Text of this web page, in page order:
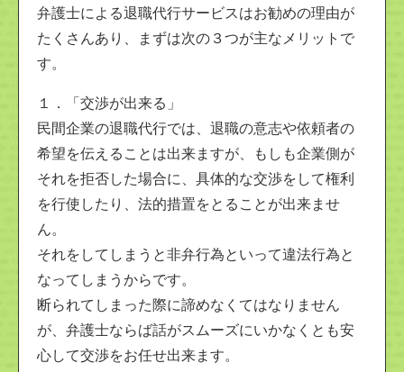
弁護士による退職代行サービスはお勧めの理由が
たくさんあり、まずは次の３つが主なメリットで
す。
１．「交渉が出来る」
民間企業の退職代行では、退職の意志や依頼者の
希望を伝えることは出来ますが、もしも企業側が
それを拒否した場合に、具体的な交渉をして権利
を行使したり、法的措置をとることが出来ませ
ん。
それをしてしまうと非弁行為といって違法行為と
なってしまうからです。
断られてしまった際に諦めなくてはなりません
が、弁護士ならば話がスムーズにいかなくとも安
心して交渉をお任せ出来ます。